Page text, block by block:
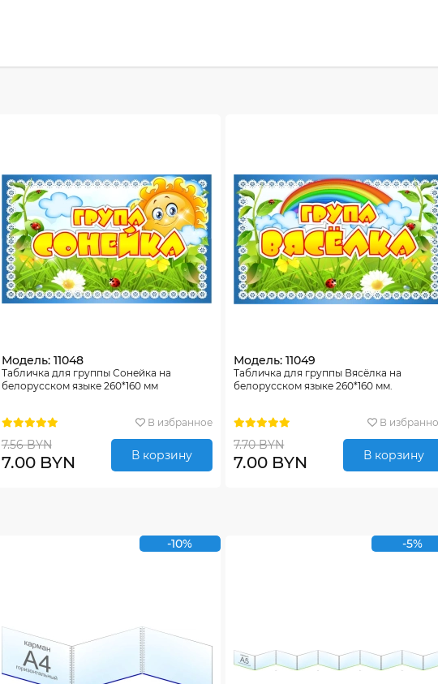
Модель: 11048
Табличка для группы Сонейка на
белорусском языке 260*160 мм
В избранное
7.56 BYN
7.00 BYN В корзину
Модель: 11049
Табличка для группы Вясёлка на
белорусском языке 260*160 мм.
В
7.70 BYN
7.00 BYN В корзину
-10% -5%